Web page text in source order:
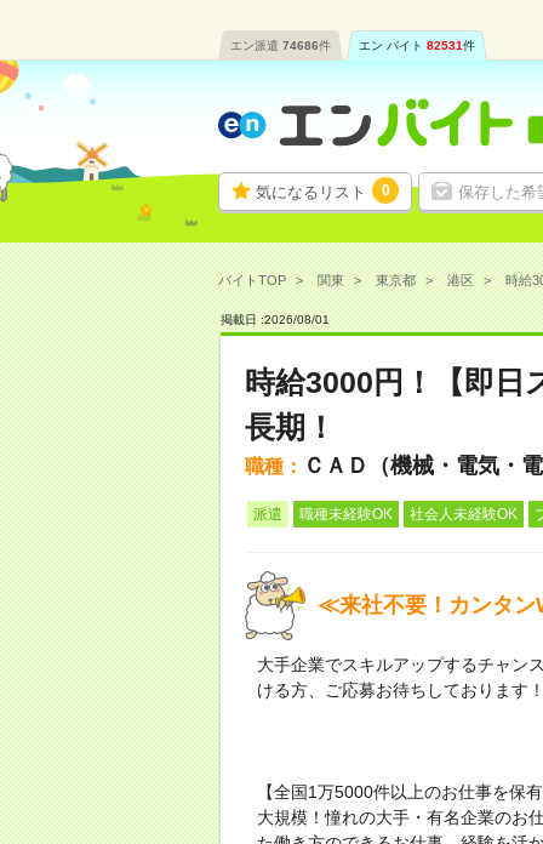
エン派遣 74686件 エン バイト 82531件
気になるリスト 0 保存した希
バイトTOP 関東 東京都 港区 時給
掲載日 :2026/08/01
時給3000円！【即日
長期！
職種： ＣＡＤ（機械・電気・
派遣 職種未経験OK 社会人未経験OK
≪来社不要！カンタ
大手企業でスキルアップするチャン
ける方、ご応募お待ちしております
【全国1万5000件以上のお仕事を保
大規模！憧れの大手・有名企業のお